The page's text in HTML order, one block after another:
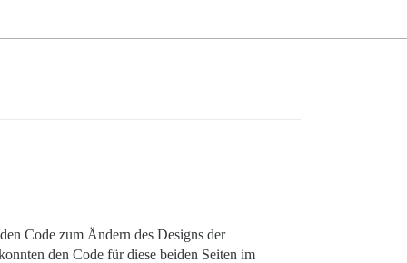
Code zum Ändern des Designs der
den Code für diese beiden Seiten im